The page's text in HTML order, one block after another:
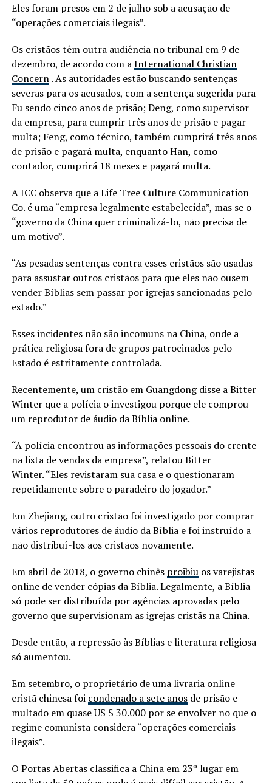
Eles foram presos em 2 de julho sob a acusação de
“operações comerciais ilegais”.
Os cristãos têm outra audiência no tribunal em 9 de
dezembro, de acordo com aInternational Christian
Concern. As autoridades estão buscando sentenças
severas para os acusados, com a sentença sugerida para
Fu sendo cinco anos de prisão; Deng, como supervisor
da empresa, para cumprir três anos de prisão e pagar
multa; Feng, como técnico, também cumprirá três anos
de prisão e pagará multa, enquanto Han, como
contador, cumprirá 18 meses e pagará multa.
A ICC observa que a Life Tree Culture Communication
Co. é uma “empresa legalmente estabelecida”, mas se o
“governo da China quer criminalizá-lo, não precisa de
um motivo”.
“As pesadas sentenças contra esses cristãos são usadas
para assustar outros cristãos para que eles não ousem
vender Bíblias sem passar por igrejas sancionadas pelo
estado.”
Esses incidentes não são incomuns na China, onde a
prática religiosa fora de grupos patrocinados pelo
Estado é estritamente controlada.
Recentemente, um cristão em Guangdong disse a Bitter
Winter que a polícia o investigou porque ele comprou
um reprodutor de áudio da Bíblia online.
“A polícia encontrou as informações pessoais do crente
na lista de vendas da empresa”, relatou Bitter
Winter. “Eles revistaram sua casa e o questionaram
repetidamente sobre o paradeiro do jogador.”
Em Zhejiang, outro cristão foi investigado por comprar
vários reprodutores de áudio da Bíblia e foi instruído a
não distribuí-los aos cristãos novamente.
Em abril de 2018, o governo chinês proibiuos varejistas
online de vender cópias da Bíblia. Legalmente, a Bíblia
só pode ser distribuída por agências aprovadas pelo
governo que supervisionam as igrejas cristãs na China.
Desde então, a repressão às Bíblias e literatura religiosa
só aumentou.
Em setembro, o proprietário de uma livraria online
cristã chinesa foi condenado a sete anosde prisão e
multado em quase US $ 30.000 por se envolver no que o
regime comunista considera “operações comerciais
ilegais”.
O Portas Abertas classifica a China em 23º lugar em